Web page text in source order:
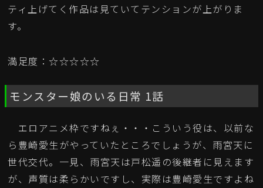
ティ上げてく作品は見ていてテンションが上がりま
す。
満足度：☆☆☆☆☆
モンスター娘のいる日常 1話
エロアニメ枠ですねぇ・・・こういう役は、以前な
ら豊崎愛生がやっていたところでしょうが、雨宮天に
世代交代。一見、雨宮天は戸松遥の後継者に見えます
が、声質は柔らかいですし、実際は豊崎愛生ですよね